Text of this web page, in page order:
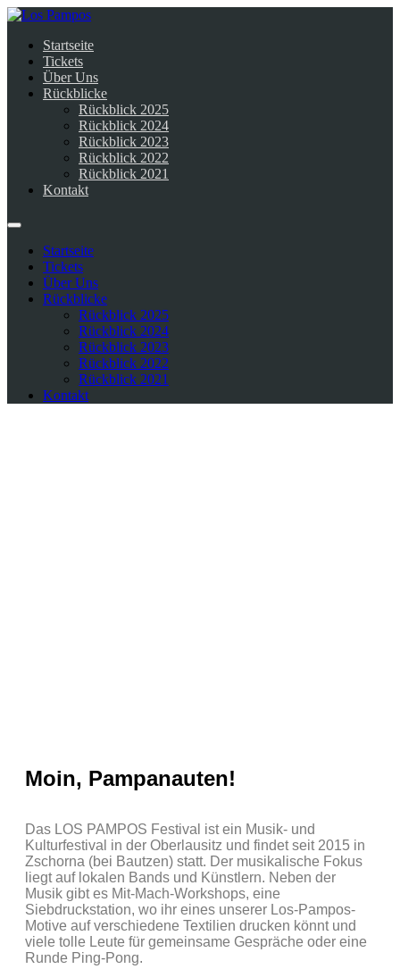
Startseite
Tickets
Über Uns
Rückblicke
Rückblick 2025
Rückblick 2024
Rückblick 2023
Rückblick 2022
Rückblick 2021
Kontakt
Startseite
Tickets
Über Uns
Rückblicke
Rückblick 2025
Rückblick 2024
Rückblick 2023
Rückblick 2022
Rückblick 2021
Kontakt
Moin, Pampanauten!
Das LOS PAMPOS Festival ist ein Musik- und
Kulturfestival in der Oberlausitz und findet seit 2015 in
Zschorna (bei Bautzen) statt. Der musikalische Fokus
liegt auf lokalen Bands und Künstlern. Neben der
Musik gibt es Mit-Mach-Workshops, eine
Siebdruckstation, wo ihr eines unserer Los-Pampos-
Motive auf verschiedene Textilien drucken könnt und
viele tolle Leute für gemeinsame Gespräche oder eine
Runde Ping-Pong.